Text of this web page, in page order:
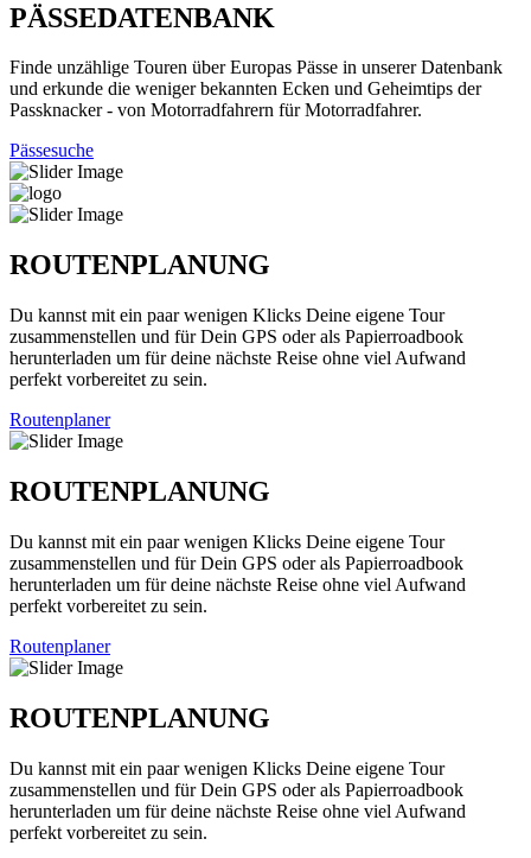
PÄSSEDATENBANK
Finde unzählige Touren über Europas Pässe in unserer Datenbank
und erkunde die weniger bekannten Ecken und Geheimtips der
Passknacker - von Motorradfahrern für Motorradfahrer.
Pässesuche
ROUTENPLANUNG
Du kannst mit ein paar wenigen Klicks Deine eigene Tour
zusammenstellen und für Dein GPS oder als Papierroadbook
herunterladen um für deine nächste Reise ohne viel Aufwand
perfekt vorbereitet zu sein.
Routenplaner
ROUTENPLANUNG
Du kannst mit ein paar wenigen Klicks Deine eigene Tour
zusammenstellen und für Dein GPS oder als Papierroadbook
herunterladen um für deine nächste Reise ohne viel Aufwand
perfekt vorbereitet zu sein.
Routenplaner
ROUTENPLANUNG
Du kannst mit ein paar wenigen Klicks Deine eigene Tour
zusammenstellen und für Dein GPS oder als Papierroadbook
herunterladen um für deine nächste Reise ohne viel Aufwand
perfekt vorbereitet zu sein.